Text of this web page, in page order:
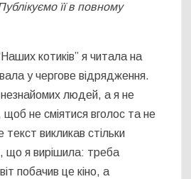
її в повному
котиків” я читала на
у чергове відрядження.
людей, а я не
не сміятися вголос та не
викликав стільки
що я вирішила: треба
побачив це кіно, а